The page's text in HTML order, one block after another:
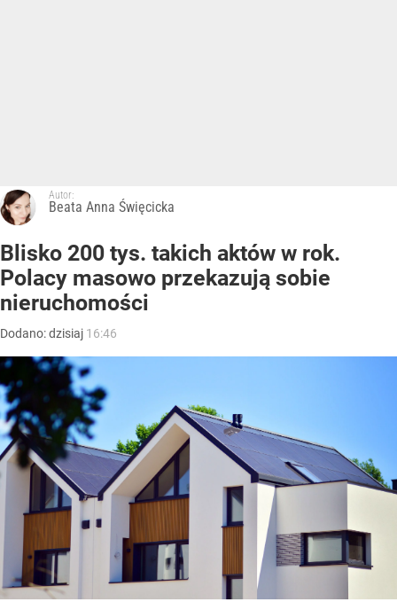
Autor:
Beata Anna Święcicka
Blisko 200 tys. takich aktów w rok.
Polacy masowo przekazują sobie
nieruchomości
Dodano:dzisiaj 16:46